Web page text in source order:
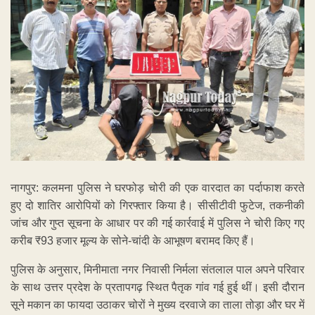
नागपुर: कलमना पुलिस ने घरफोड़ चोरी की एक वारदात का पर्दाफाश करते
हुए दो शातिर आरोपियों को गिरफ्तार किया है। सीसीटीवी फुटेज, तकनीकी
जांच और गुप्त सूचना के आधार पर की गई कार्रवाई में पुलिस ने चोरी किए गए
करीब ₹93 हजार मूल्य के सोने-चांदी के आभूषण बरामद किए हैं।
पुलिस के अनुसार, मिनीमाता नगर निवासी निर्मला संतलाल पाल अपने परिवार
के साथ उत्तर प्रदेश के प्रतापगढ़ स्थित पैतृक गांव गई हुई थीं। इसी दौरान
सूने मकान का फायदा उठाकर चोरों ने मुख्य दरवाजे का ताला तोड़ा और घर में